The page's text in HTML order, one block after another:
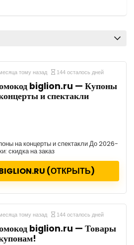
тому назад 144 осталось дней
biglion.ru — Купоны
и спектакли
на концерты и спектакли До 2026-
скидка на заказ
(ОТКРЫТЬ)
тому назад 144 осталось дней
biglion.ru — Товары